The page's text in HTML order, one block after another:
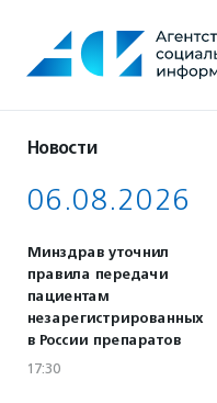
содержанию
Новости
06.08.2026
Минздрав уточнил
правила передачи
пациентам
незарегистрированных
в России препаратов
17:30